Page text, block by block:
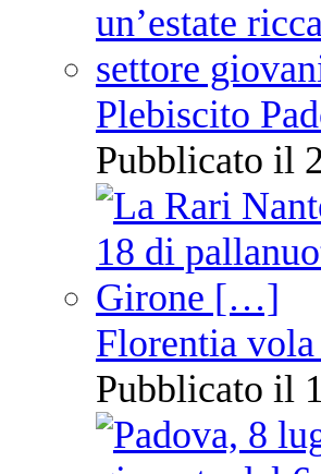
Plebiscito
Pubblicato il
Florentia
Pubblicato il